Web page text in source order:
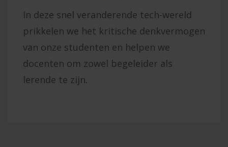
In deze snel veranderende tech-wereld
prikkelen we het kritische denkvermogen
van onze studenten en helpen we
docenten om zowel begeleider als
lerende te zijn.